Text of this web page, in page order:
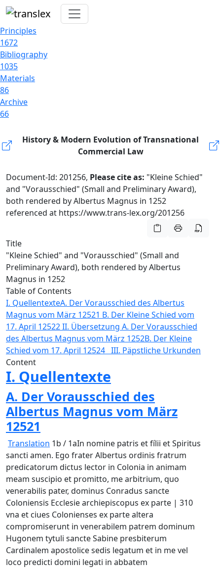
Principles
1672
Bibliography
1035
Materials
86
Archive
66
History & Modern Evolution of Transnational
Commercial Law
Document-Id: 201256, Please cite as: "Kleine Schied"
and "Vorausschied" (Small and Preliminary Award),
both rendered by Albertus Magnus in 1252
referenced at https://www.trans-lex.org/201256
Title
"Kleine Schied" and "Vorausschied" (Small and
Preliminary Award), both rendered by Albertus
Magnus in 1252
Table of Contents
I. QuellentexteA. Der Vorausschied des Albertus
Magnus vom März 12521 B. Der Kleine Schied vom
17. April 12522II. Übersetzung A. Der Vorausschied
des Albertus Magnus vom März 1252B. Der Kleine
Schied vom 17. April 12524 III. Päpstliche Urkunden
Content
I. Quellentexte
A. Der Vorausschied des
Albertus Magnus vom März
12521
Translation 1b / 1aIn nomine patris et fílii et Spiritus
sancti amen. Ego frater Albertus ordinis fratrum
predicatorum dictus lector in Colonia in animam
meam suscipio et promitto, me arbitrium, quo
venerabilis pater, dominus Conradus sancte
Coloniensis Ecclesie archiepiscopus ex parte | 310
vna et ciues Colonienses ex parte altera
compromiserunt in venerabilem patrem dominum
Hugonem tytuli sancte Sabine presbiterum
Cardinalem apostolice sedis legatum et in me vel
loco predicti domini legati in abbatem